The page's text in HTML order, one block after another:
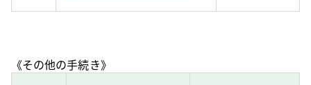
《その他の手続き》